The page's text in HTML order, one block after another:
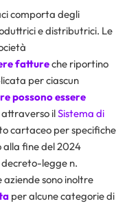
comporta degli
e distributrici. Le
fattureche riportino
per ciascun
possono essere
ilSistema di
cartaceo per specifiche
alla fine del 2024
decreto-legge n.
sono inoltre
per alcune categorie di